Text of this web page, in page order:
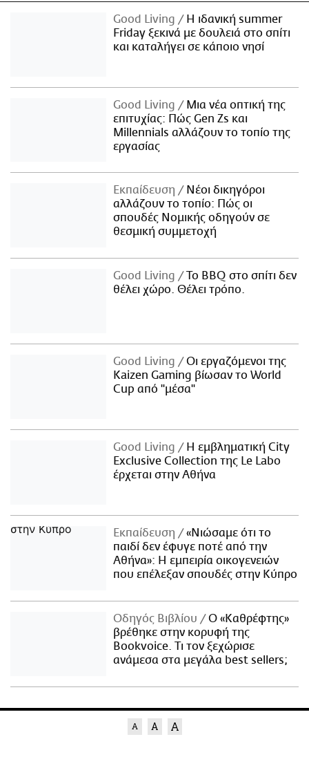
Good Living
Η ιδανική summer
Friday ξεκινά με δουλειά στο σπίτι
και καταλήγει σε κάποιο νησί
Good Living
Μια νέα οπτική της
επιτυχίας: Πώς Gen Zs και
Millennials αλλάζουν το τοπίο της
εργασίας
Εκπαίδευση
Νέοι δικηγόροι
αλλάζουν το τοπίο: Πώς οι
σπουδές Νομικής οδηγούν σε
θεσμική συμμετοχή
Good Living
Το BBQ στο σπίτι δεν
θέλει χώρο. Θέλει τρόπο.
Good Living
Οι εργαζόμενοι της
Kaizen Gaming βίωσαν το World
Cup από "μέσα"
Good Living
Η εμβληματική City
Exclusive Collection της Le Labo
έρχεται στην Αθήνα
Εκπαίδευση
«Νιώσαμε ότι το
παιδί δεν έφυγε ποτέ από την
Αθήνα»: Η εμπειρία οικογενειών
που επέλεξαν σπουδές στην Κύπρο
Οδηγός Βιβλίου
Ο «Καθρέφτης»
βρέθηκε στην κορυφή της
Bookvoice. Τι τον ξεχώρισε
ανάμεσα στα μεγάλα best sellers;